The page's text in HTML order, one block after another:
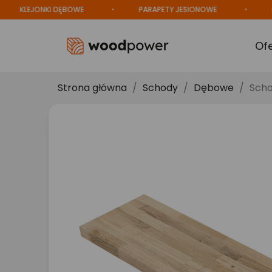
DĘBOWE PARAPETY JESIONOWE
Strona główna Schody Dębowe